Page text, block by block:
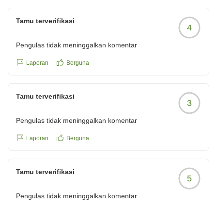
Tamu terverifikasi
4
Pengulas tidak meninggalkan komentar
Laporan Berguna
Tamu terverifikasi
3
Pengulas tidak meninggalkan komentar
Laporan Berguna
Tamu terverifikasi
5
Pengulas tidak meninggalkan komentar